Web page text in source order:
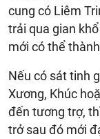
cung có Liêm
trải qua gian
mới có thể
Nếu có sát tinh
Xương, Khúc
đến tương trợ,
trở sau đó mới